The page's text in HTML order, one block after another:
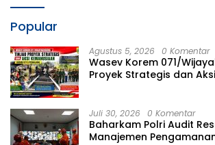
Popular
Agustus 5, 2026 0 Komentar
Wasev Korem 071/
Proyek Strategis dan
Juli 30, 2026 0 Komentar
Baharkam Polri Audit
Manajemen